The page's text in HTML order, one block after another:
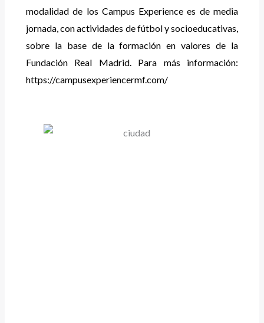
modalidad de los Campus Experience es de media
jornada, con actividades de fútbol y socioeducativas,
sobre la base de la formación en valores de la
Fundación Real Madrid. Para más información:
https://campusexperiencermf.com/